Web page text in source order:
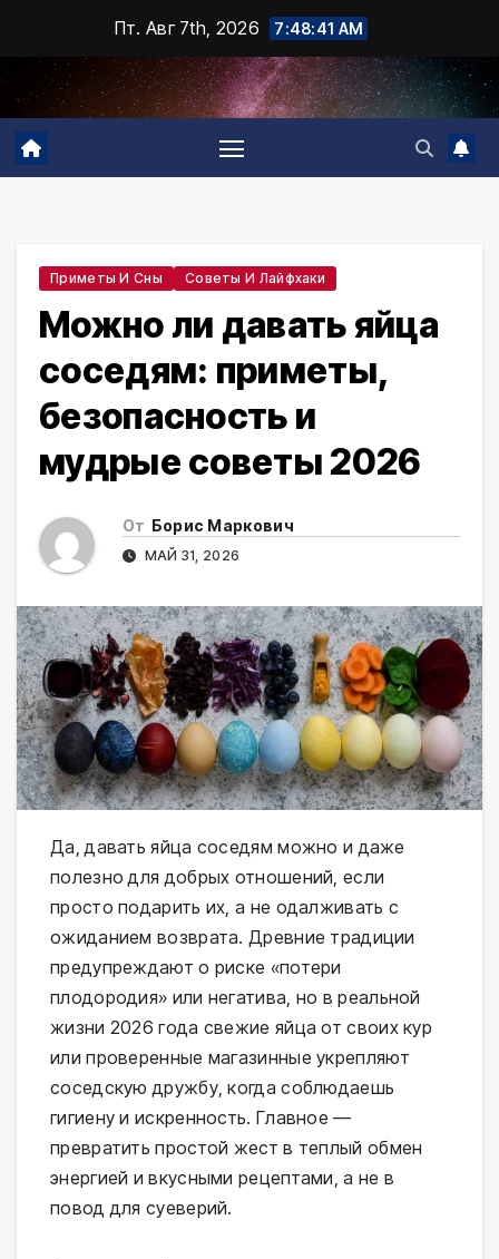
содержимому
Пт. Авг 7th, 2026 7:48:42 AM
Приметы И Сны Советы И Лайфхаки
Можно ли давать яйца
соседям: приметы,
безопасность и
мудрые советы 2026
От Борис Маркович
МАЙ 31, 2026
Да, давать яйца соседям можно и даже
полезно для добрых отношений, если
просто подарить их, а не одалживать с
ожиданием возврата. Древние традиции
предупреждают о риске «потери
плодородия» или негатива, но в реальной
жизни 2026 года свежие яйца от своих кур
или проверенные магазинные укрепляют
соседскую дружбу, когда соблюдаешь
гигиену и искренность. Главное —
превратить простой жест в теплый обмен
энергией и вкусными рецептами, а не в
повод для суеверий.